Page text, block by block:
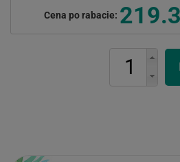
Cena po rabacie: